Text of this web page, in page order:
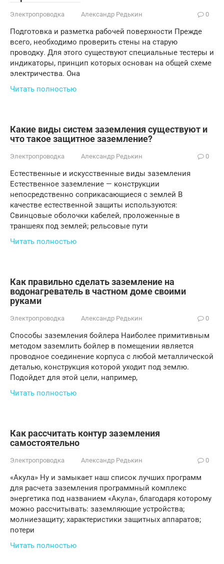
Электропроводка Александр Редькин 0
Подготовка и разметка рабочей поверхности Прежде
всего, необходимо проверить стены на старую
проводку. Для этого существуют специальные тестеры и
индикаторы, принцип которых основан на общей схеме
электричества. Она
Читать полностью
Какие виды систем заземления существуют и
что такое защитное заземление?
Электропроводка Александр Редькин 0
Естественные и искусственные виды заземления
Естественное заземление — конструкции
непосредственно соприкасающиеся с землей В
качестве естественной защиты используются:
Свинцовые оболочки кабелей, проложенные в
траншеях под землей; рельсовые пути
Читать полностью
Как правильно сделать заземление на
водонагреватель в частном доме своими
руками
Электропроводка Александр Редькин 0
Способы заземления бойлера Наиболее примитивным
методом заземлить бойлер в помещении является
проводное соединение корпуса с любой металлической
деталью, конструкция которой уходит под землю.
Подойдет для этой цели, например,
Читать полностью
Как рассчитать контур заземления
самостоятельно
Электропроводка Александр Редькин 0
«Акула» Ну и замыкает наш список лучших программ
для расчета заземления программный комплекс
энергетика под названием «Акула», благодаря которому
можно рассчитывать: заземляющие устройства;
молниезащиту; характеристики защитных аппаратов;
потери
Читать полностью